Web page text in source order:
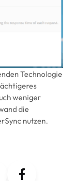
Technologie
weniger
die
nutzen.